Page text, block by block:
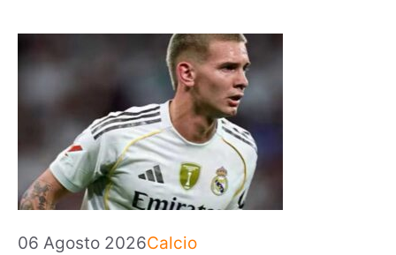
06 Agosto 2026Categorie
Calcio